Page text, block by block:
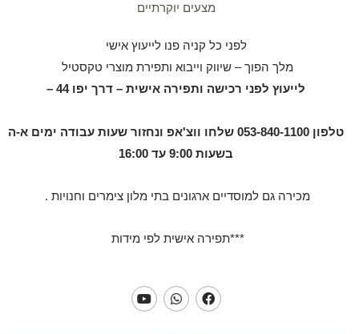
מצעים יוקרתיים
לפני כל קניה פנו לייעוץ אישי
מלך הפוך – שיווק וייבוא ותפירת מוצרי טקסטיל
לייעוץ לפני רכישה ותפירה אישית – דרך יפו 44 –
טלפון 053-840-1100 שלחו ווצ'אפ ונחזור שעות עבודה ימים א-ה
בשעות 9:00 עד 16:00
מכירה גם למוסדיים ארגונים בתי מלון צימרים וחנויות .
***תפירה אישית לפי מידות